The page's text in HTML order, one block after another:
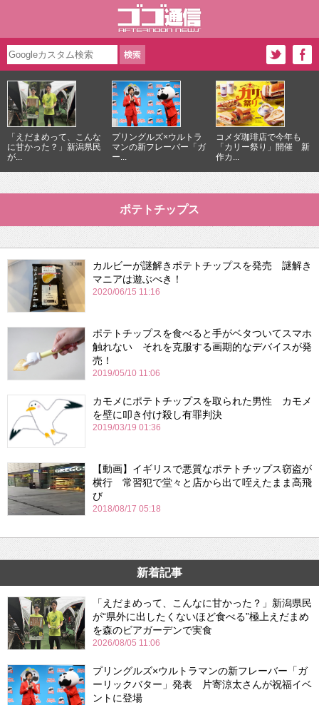
「えだまめって、こんな
に甘かった？」新潟県民
が...
プリングルズ×ウルトラ
マンの新フレーバー「ガ
ー...
コメダ珈琲店で今年も
「カリー祭り」開催 新
作カ...
ポテトチップス
カルビーが謎解きポテトチップスを発売 謎解き
マニアは遊ぶべき！
2020/06/15 11:16
ポテトチップスを食べると手がベタついてスマホ
触れない それを克服する画期的なデバイスが発
売！
2019/05/10 11:06
カモメにポテトチップスを取られた男性 カモメ
を壁に叩き付け殺し有罪判決
2019/03/19 01:36
【動画】イギリスで悪質なポテトチップス窃盗が
横行 常習犯で堂々と店から出て咥えたまま高飛
び
2018/08/17 05:18
新着記事
「えだまめって、こんなに甘かった？」新潟県民
が“県外に出したくないほど食べる”極上えだまめ
を森のビアガーデンで実食
2026/08/05 11:06
プリングルズ×ウルトラマンの新フレーバー「ガ
ーリックバター」発表 片寄涼太さんが祝福イベ
ントに登場